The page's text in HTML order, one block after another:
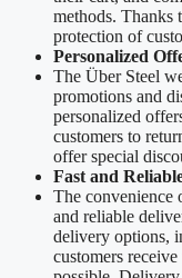
methods. Thanks
protection of
Personalized
The Über Steel
promotions and
personalized
customers to
offer special
Fast and
The convenience
and reliable
delivery options,
customers